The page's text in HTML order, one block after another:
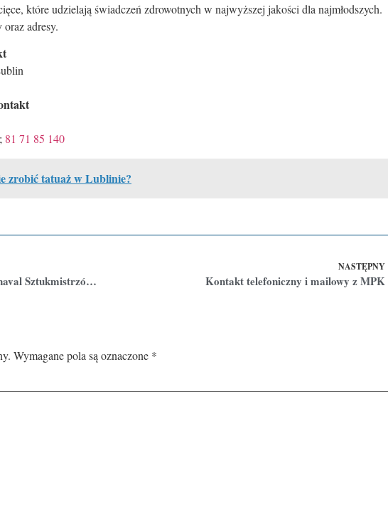
które udzielają świadczeń zdrowotnych w najwyższej jakości dla najmłodszych.
adresy.
; 81 71 85 140
zrobić tatuaż w Lublinie?
Wakacyjne festiwale w Lublinie – Carnaval Sztukmistrzów i Jarmark Jagielloński
NASTĘPNY
Kontakt telefoniczny i mailowy z MPK
Wymagane pola są oznaczone *